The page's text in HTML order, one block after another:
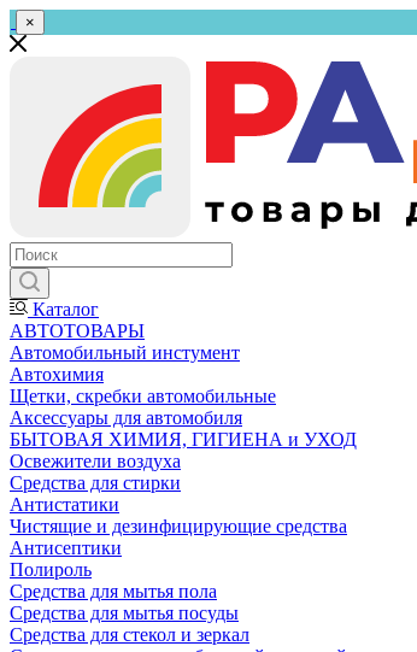
×
Каталог
АВТОТОВАРЫ
Автомобильный инстумент
Автохимия
Щетки, скребки автомобильные
Аксессуары для автомобиля
БЫТОВАЯ ХИМИЯ, ГИГИЕНА и УХОД
Освежители воздуха
Средства для стирки
Антистатики
Чистящие и дезинфицирующие средства
Антисептики
Полироль
Средства для мытья пола
Средства для мытья посуды
Средства для стекол и зеркал